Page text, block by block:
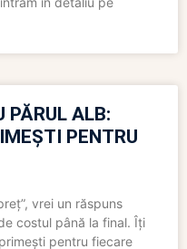
PĂRUL ALB:
PENTRU
vrei un răspuns
costul până la final. Îți
pentru fiecare